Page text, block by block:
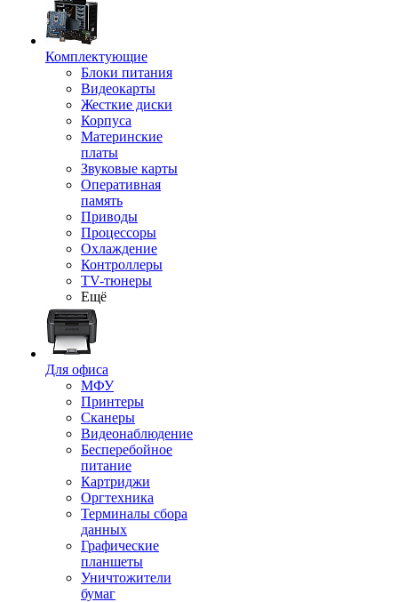
Комплектующие
Блоки питания
Видеокарты
Жесткие диски
Корпуса
Материнские
платы
Звуковые карты
Оперативная
память
Приводы
Процессоры
Охлаждение
Контроллеры
TV-тюнеры
Ещё
Для офиса
МФУ
Принтеры
Сканеры
Видеонаблюдение
Бесперебойное
питание
Картриджи
Оргтехника
Терминалы сбора
данных
Графические
планшеты
Уничтожители
бумаг